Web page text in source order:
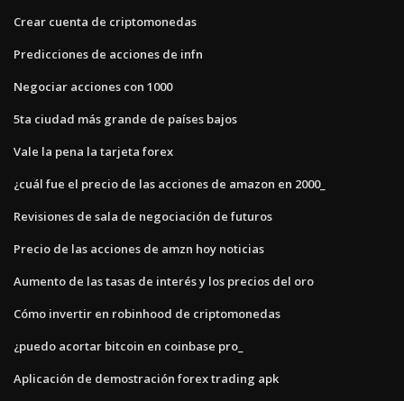
Crear cuenta de criptomonedas
Predicciones de acciones de infn
Negociar acciones con 1000
5ta ciudad más grande de países bajos
Vale la pena la tarjeta forex
¿cuál fue el precio de las acciones de amazon en 2000_
Revisiones de sala de negociación de futuros
Precio de las acciones de amzn hoy noticias
Aumento de las tasas de interés y los precios del oro
Cómo invertir en robinhood de criptomonedas
¿puedo acortar bitcoin en coinbase pro_
Aplicación de demostración forex trading apk